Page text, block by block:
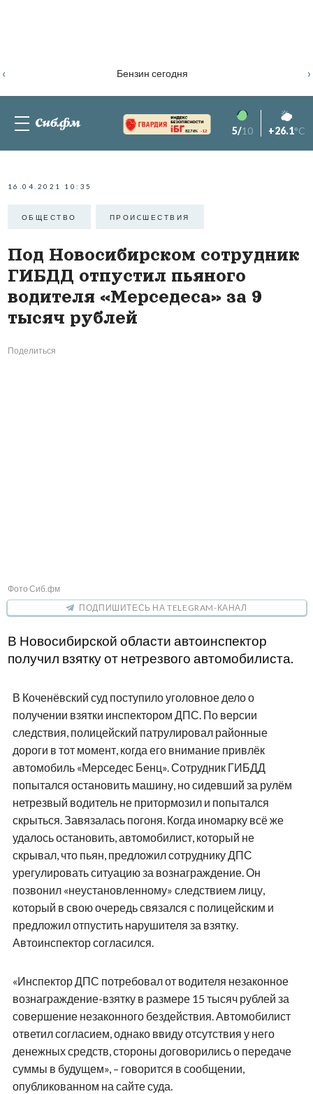
Бензин сегодня
‹ ›
82.76% -1.2 5/10 +26.1°C
16.04.2021 10:35
ОБЩЕСТВО ПРОИCШЕСТВИЯ
Под Новосибирском сотрудник
ГИБДД отпустил пьяного
водителя «Мерседеса» за 9
тысяч рублей
Поделиться
Фото Сиб.фм
ПОДПИШИТЕСЬ НА TELEGRAM-КАНАЛ
В Новосибирской области автоинспектор
получил взятку от нетрезвого автомобилиста.
В Коченёвский суд поступило уголовное дело о
получении взятки инспектором ДПС. По версии
следствия, полицейский патрулировал районные
дороги в тот момент, когда его внимание привлёк
автомобиль «Мерседес Бенц». Сотрудник ГИБДД
попытался остановить машину, но сидевший за рулём
нетрезвый водитель не притормозил и попытался
скрыться. Завязалась погоня. Когда иномарку всё же
удалось остановить, автомобилист, который не
скрывал, что пьян, предложил сотруднику ДПС
урегулировать ситуацию за вознаграждение. Он
позвонил «неустановленному» следствием лицу,
который в свою очередь связался с полицейским и
предложил отпустить нарушителя за взятку.
Автоинспектор согласился.
«Инспектор ДПС потребовал от водителя незаконное
вознаграждение-взятку в размере 15 тысяч рублей за
совершение незаконного бездействия. Автомобилист
ответил согласием, однако ввиду отсутствия у него
денежных средств, стороны договорились о передаче
суммы в будущем», – говорится в сообщении,
опубликованном на сайте суда.